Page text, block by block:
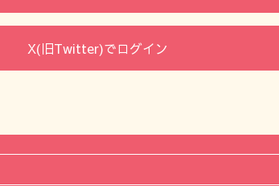
X(旧Twitter)でログイン